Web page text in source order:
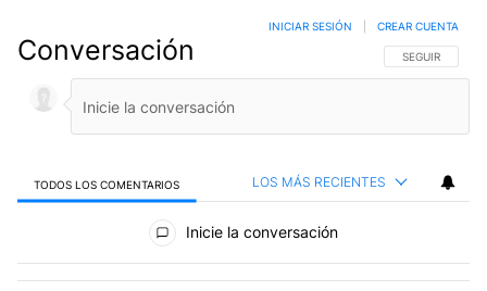
Conversación SIGA ESTA
SEGUIR
INICIAR SESIÓN CREAR CUENTA
TODOS LOS COMENTARIOS LOS MÁS RECIENTES
Todos los comentarios
Inicie la conversación